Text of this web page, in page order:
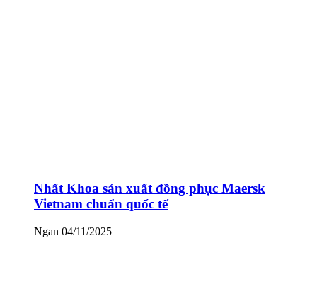
Nhất Khoa sản xuất đồng phục Maersk
Vietnam chuẩn quốc tế
Ngan 04/11/2025